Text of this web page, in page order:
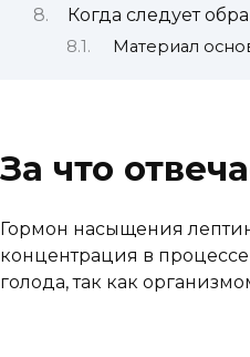
Когда следует
Материал
За что
Гормон насыщения
концентрация в
голода, так как